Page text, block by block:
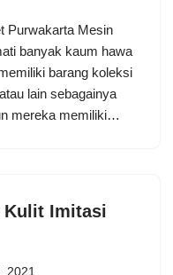
Purwakarta Mesin
banyak kaum hawa
barang koleksi
lain sebagainya
mereka memiliki…
Kulit Imitasi
2021